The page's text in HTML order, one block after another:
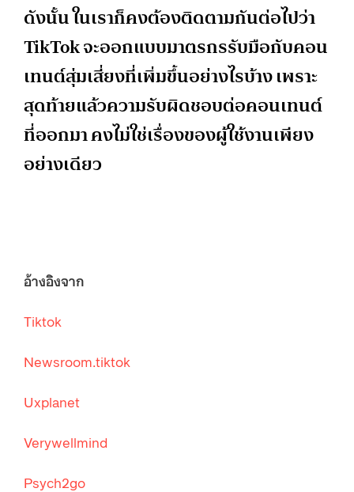
ดังนั้น ในเราก็คงต้องติดตามกันต่อไปว่า
TikTok จะออกแบบมาตรกรรับมือกับคอน
เทนต์สุ่มเสี่ยงที่เพิ่มขึ้นอย่างไรบ้าง เพราะ
สุดท้ายแล้วความรับผิดชอบต่อคอนเทนต์
ที่ออกมา คงไม่ใช่เรื่องของผู้ใช้งานเพียง
อย่างเดียว
อ้างอิงจาก
Tiktok
Newsroom.tiktok
Uxplanet
Verywellmind
Psych2go